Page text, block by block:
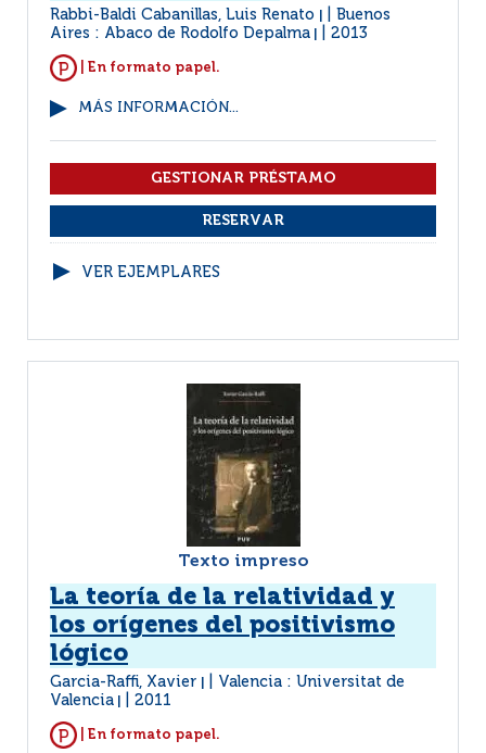
Rabbi-Baldi Cabanillas, Luis Renato
Buenos
Aires : Abaco de Rodolfo Depalma
2013
| En formato papel.
MÁS INFORMACIÓN...
VER EJEMPLARES
Texto impreso
La teoría de la relatividad y
los orígenes del positivismo
lógico
Garcia-Raffi, Xavier
Valencia : Universitat de
Valencia
2011
| En formato papel.